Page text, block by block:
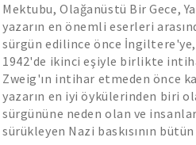
Mektubu, Olağanüstü Bir Gece,
yazarın en önemli eserleri
sürgün edilince önce
1942'de ikinci eşiyle birlikte
Zweig'ın intihar etmeden önce
yazarın en iyi öykülerinden biri
sürgününe neden olan ve
sürükleyen Nazi baskısının